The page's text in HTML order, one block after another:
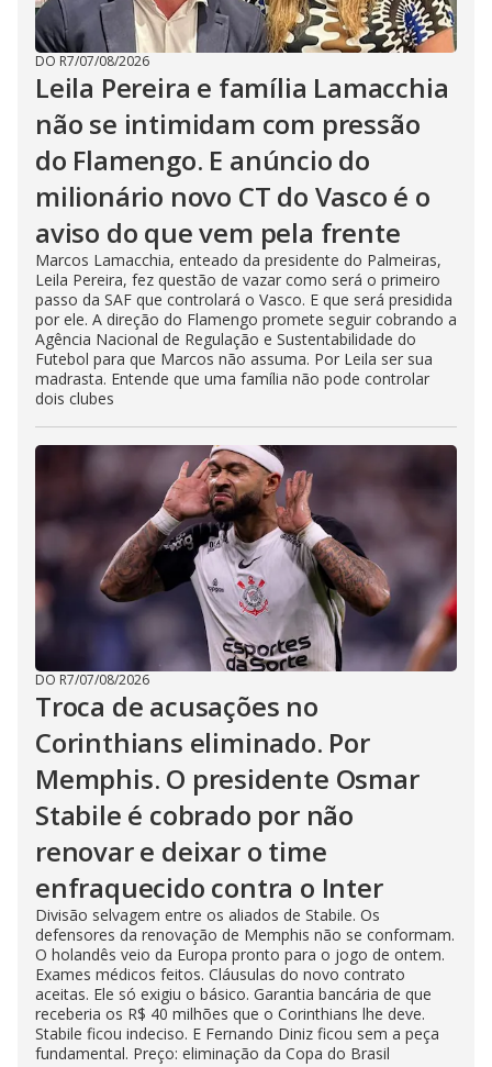
DO R7/07/08/2026
Leila Pereira e família Lamacchia
não se intimidam com pressão
do Flamengo. E anúncio do
milionário novo CT do Vasco é o
aviso do que vem pela frente
Marcos Lamacchia, enteado da presidente do Palmeiras,
Leila Pereira, fez questão de vazar como será o primeiro
passo da SAF que controlará o Vasco. E que será presidida
por ele. A direção do Flamengo promete seguir cobrando a
Agência Nacional de Regulação e Sustentabilidade do
Futebol para que Marcos não assuma. Por Leila ser sua
madrasta. Entende que uma família não pode controlar
dois clubes
DO R7/07/08/2026
Troca de acusações no
Corinthians eliminado. Por
Memphis. O presidente Osmar
Stabile é cobrado por não
renovar e deixar o time
enfraquecido contra o Inter
Divisão selvagem entre os aliados de Stabile. Os
defensores da renovação de Memphis não se conformam.
O holandês veio da Europa pronto para o jogo de ontem.
Exames médicos feitos. Cláusulas do novo contrato
aceitas. Ele só exigiu o básico. Garantia bancária de que
receberia os R$ 40 milhões que o Corinthians lhe deve.
Stabile ficou indeciso. E Fernando Diniz ficou sem a peça
fundamental. Preço: eliminação da Copa do Brasil